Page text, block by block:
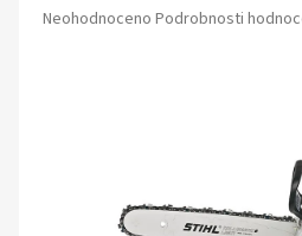
Průměrné
Neohodnoceno Podrobnosti